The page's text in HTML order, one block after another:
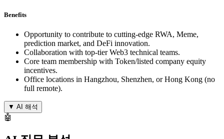
Benefits
Opportunity to contribute to cutting-edge RWA, Meme,
prediction market, and DeFi innovation.
Collaboration with top-tier Web3 technical teams.
Core team membership with Token/listed company equity
incentives.
Office locations in Hangzhou, Shenzhen, or Hong Kong (no
full remote).
▼ AI 해석
🤖